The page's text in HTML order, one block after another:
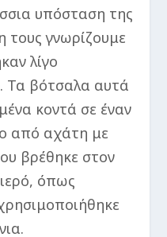
υπόσταση της
τους γνωρίζουμε
λίγο
Τα βότσαλα αυτά
κοντά σε έναν
από αχάτη με
βρέθηκε στον
όπως